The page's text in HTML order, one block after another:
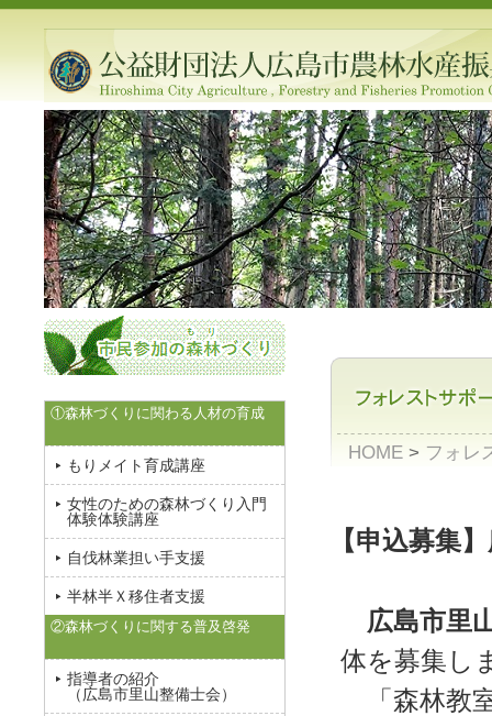
HOME > フォレ
【申込募集
広島市里
体を募集し
「森林教
①森林づくりに関わる人材の育成
もりメイト育成講座
女性のための森林づくり入門
体験体験講座
自伐林業担い手支援
半林半Ｘ移住者支援
②森林づくりに関する普及啓発
指導者の紹介
（広島市里山整備士会）